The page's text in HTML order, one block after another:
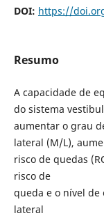
DOI: https://
Resumo
A capacidade de
do sistema
aumentar o grau
lateral (M/L),
risco de quedas
risco de
queda e o nível
lateral